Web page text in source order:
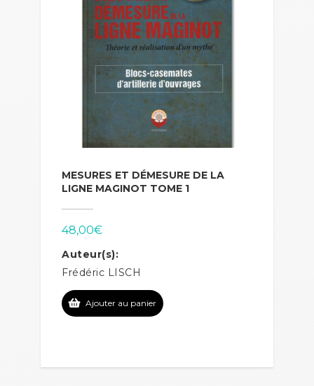
MESURES ET DÉMESURE DE LA
LIGNE MAGINOT TOME 1
48,00€
Auteur(s):
Frédéric LISCH
Ajouter au panier